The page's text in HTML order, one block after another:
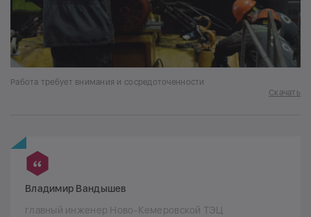
Работа требует внимания и сосредоточенности
Скачать
Владимир Вандышев
главный инженер Ново-Кемеровской ТЭЦ